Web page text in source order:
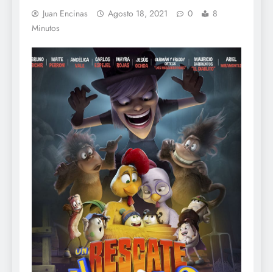
Juan Encinas Agosto 18, 2021 0
8
Minutos